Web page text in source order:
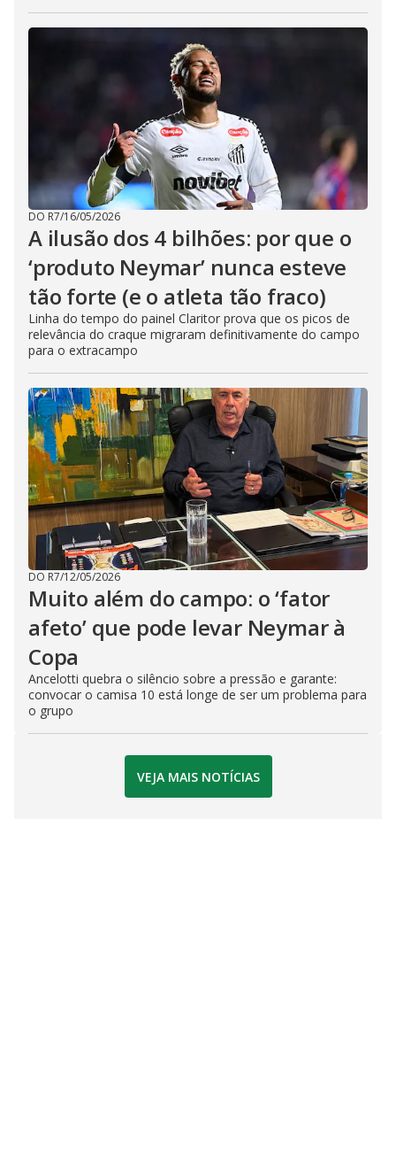
DO R7/16/05/2026
A ilusão dos 4 bilhões: por que o
‘produto Neymar’ nunca esteve
tão forte (e o atleta tão fraco)
Linha do tempo do painel Claritor prova que os picos de
relevância do craque migraram definitivamente do campo
para o extracampo
DO R7/12/05/2026
Muito além do campo: o ‘fator
afeto’ que pode levar Neymar à
Copa
Ancelotti quebra o silêncio sobre a pressão e garante:
convocar o camisa 10 está longe de ser um problema para
o grupo
VEJA MAIS NOTÍCIAS